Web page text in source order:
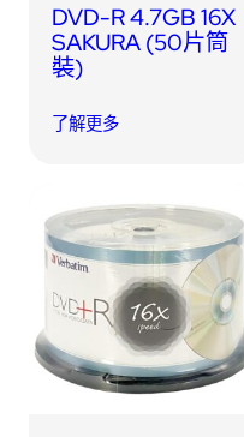
DVD-R 4.7GB 16X
SAKURA (50片筒
裝)
了解更多